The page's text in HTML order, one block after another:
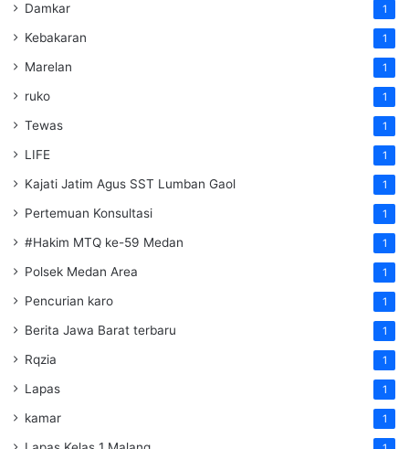
Damkar 1
Kebakaran 1
Marelan 1
ruko 1
Tewas 1
LIFE 1
Kajati Jatim Agus SST Lumban Gaol 1
Pertemuan Konsultasi 1
#Hakim MTQ ke-59 Medan 1
Polsek Medan Area 1
Pencurian karo 1
Berita Jawa Barat terbaru 1
Rqzia 1
Lapas 1
kamar 1